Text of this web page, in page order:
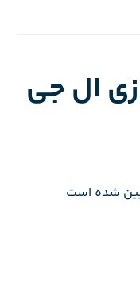
شده است